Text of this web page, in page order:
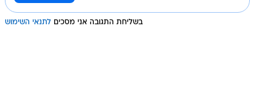
בשליחת התגובה אני מסכים לתנאי השימוש